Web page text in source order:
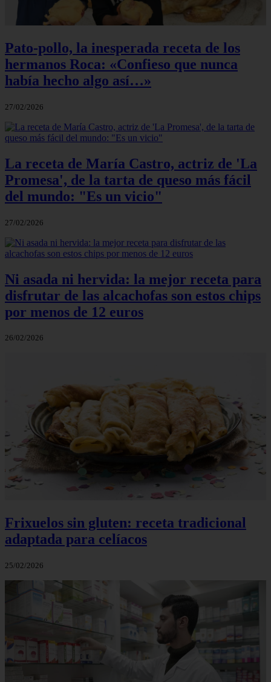
Pato-pollo, la inesperada receta de los
hermanos Roca: «Confieso que nunca
había hecho algo así…»
27/02/2026
La receta de María Castro, actriz de 'La
Promesa', de la tarta de queso más fácil
del mundo: "Es un vicio"
27/02/2026
Ni asada ni hervida: la mejor receta para
disfrutar de las alcachofas son estos chips
por menos de 12 euros
26/02/2026
Frixuelos sin gluten: receta tradicional
adaptada para celíacos
25/02/2026